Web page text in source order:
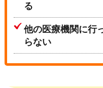
る
他の医療機関に行
らない